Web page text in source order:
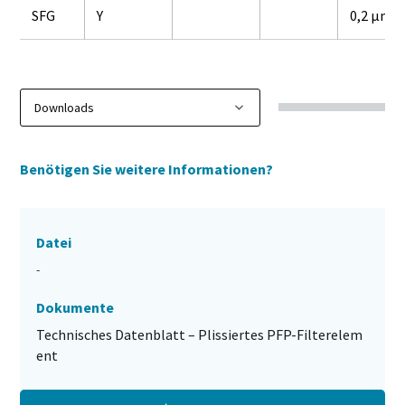
SFG Y 0,2 µm
Benötigen Sie weitere Informationen?
Datei
-
Dokumente
Technisches Datenblatt – Plissiertes PFP-Filterelem
ent